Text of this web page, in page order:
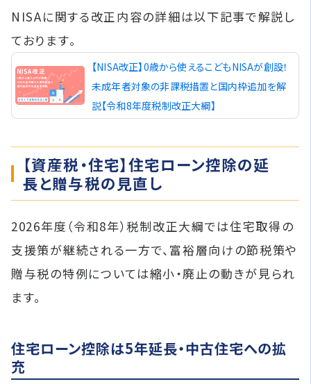
NISAに関する改正内容の詳細は以下記事で解説し
ております。
【NISA改正】0歳から使えるこどもNISAが創設！
未成年者対象の非課税措置と国内枠追加を解
説【令和8年度税制改正大綱】
【資産税・住宅】住宅ローン控除の延
長と贈与税の見直し
2026年度（令和8年）税制改正大綱では住宅取得の
支援策が継続される一方で、富裕層向けの節税策や
贈与税の特例については縮小・廃止の動きが見られ
ます。
住宅ローン控除は5年延長・中古住宅への拡
充